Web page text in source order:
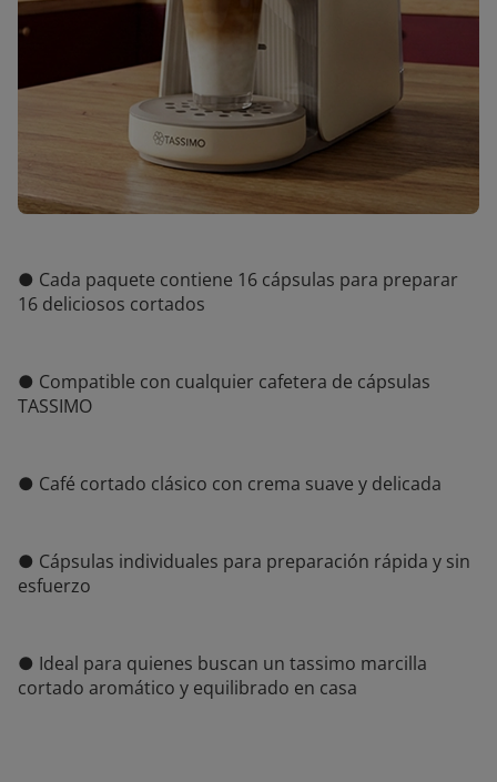
● Cada paquete contiene 16 cápsulas para preparar
16 deliciosos cortados
● Compatible con cualquier cafetera de cápsulas
TASSIMO
● Café cortado clásico con crema suave y delicada
● Cápsulas individuales para preparación rápida y sin
esfuerzo
● Ideal para quienes buscan un tassimo marcilla
cortado aromático y equilibrado en casa